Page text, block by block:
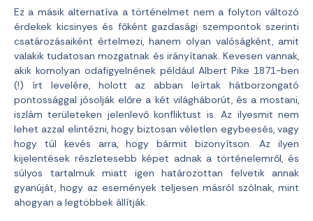
Ez a másik alternatíva a történelmet nem a folyton változó
érdekek kicsinyes és főként gazdasági szempontok szerinti
csatározásaiként értelmezi, hanem olyan valóságként, amit
valakik tudatosan mozgatnak és irányítanak. Kevesen vannak,
akik komolyan odafigyelnének például Albert Pike 1871-ben
(!) írt levelére, holott az abban leírtak hátborzongató
pontossággal jósolják előre a két világháborút, és a mostani,
iszlám területeken jelenlevő konfliktust is. Az ilyesmit nem
lehet azzal elintézni, hogy biztosan véletlen egybeesés, vagy
hogy túl kevés arra, hogy bármit bizonyítson. Az ilyen
kijelentések részletesebb képet adnak a történelemről, és
súlyos tartalmuk miatt igen határozottan felvetik annak
gyanúját, hogy az események teljesen másról szólnak, mint
ahogyan a legtöbbek állítják.